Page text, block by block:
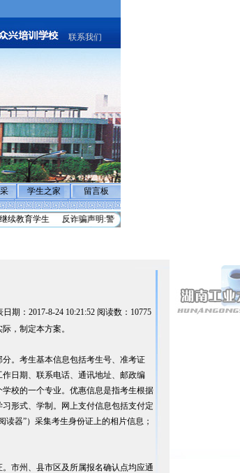
联系我们
学生之家 留言板
学生 反诈骗声明:警惕不法分子冒充”退费”实施诈骗
日期：2017-8-24 10:21:52 阅读数：10775
，制定本方案。
。考生基本信息包括考生号、准考证
日期、联系电话、通讯地址、邮政编
校的一个专业。优惠信息是指考生根据
形式、学制。网上支付信息包括支付定
器”）采集考生身份证上的相片信息；
市州、县市区及所属报名确认点均应通